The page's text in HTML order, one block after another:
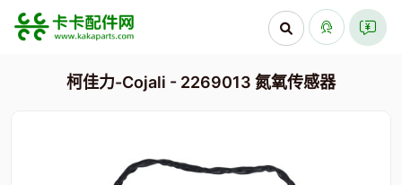
柯佳力-Cojali - 2269013 氮氧传感器